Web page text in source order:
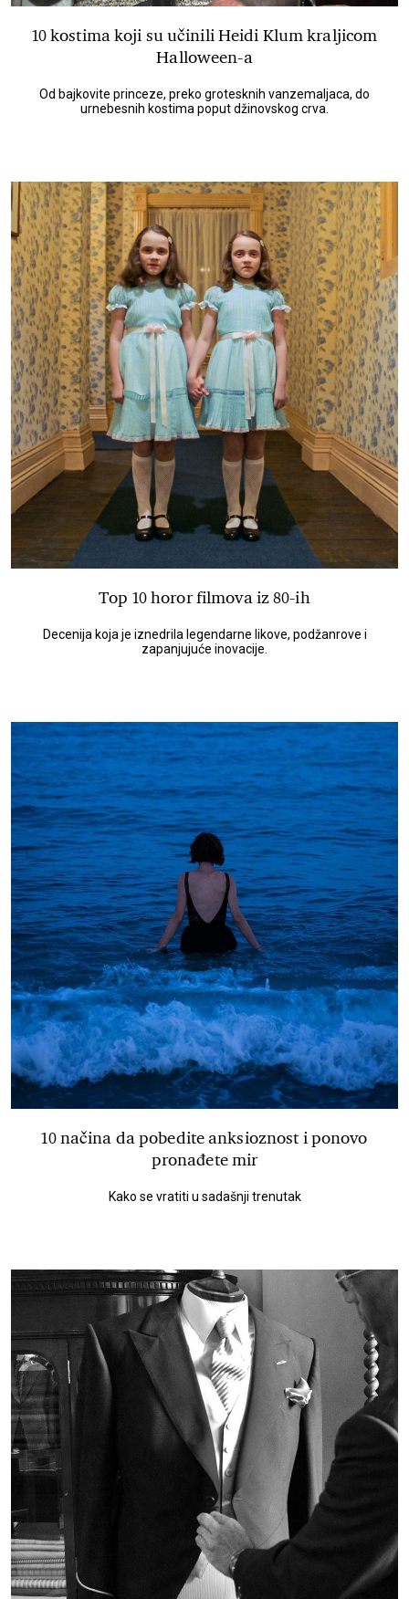
10 kostima koji su učinili Heidi Klum kraljicom
Halloween-a
Od bajkovite princeze, preko grotesknih vanzemaljaca, do
urnebesnih kostima poput džinovskog crva.
Top 10 horor filmova iz 80-ih
Decenija koja je iznedrila legendarne likove, podžanrove i
zapanjujuće inovacije.
10 načina da pobedite anksioznost i ponovo
pronađete mir
Kako se vratiti u sadašnji trenutak